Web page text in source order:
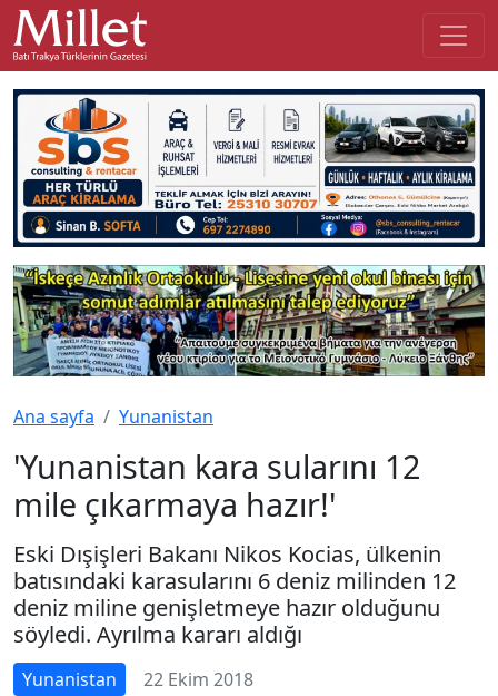
Ana sayfa Yunanistan
'Yunanistan kara sularını 12
mile çıkarmaya hazır!'
Eski Dışişleri Bakanı Nikos Kocias, ülkenin
batısındaki karasularını 6 deniz milinden 12
deniz miline genişletmeye hazır olduğunu
söyledi. Ayrılma kararı aldığı
Yunanistan 22 Ekim 2018